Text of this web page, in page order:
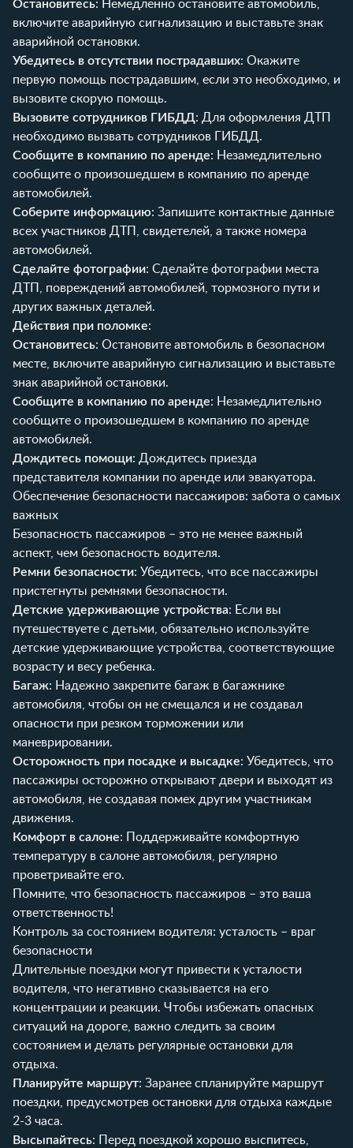
Остановитесь: Немедленно остановите автомобиль,
включите аварийную сигнализацию и выставьте знак
аварийной остановки.
Убедитесь в отсутствии пострадавших: Окажите
первую помощь пострадавшим, если это необходимо, и
вызовите скорую помощь.
Вызовите сотрудников ГИБДД: Для оформления ДТП
необходимо вызвать сотрудников ГИБДД.
Сообщите в компанию по аренде: Незамедлительно
сообщите о произошедшем в компанию по аренде
автомобилей.
Соберите информацию: Запишите контактные данные
всех участников ДТП, свидетелей, а также номера
автомобилей.
Сделайте фотографии: Сделайте фотографии места
ДТП, повреждений автомобилей, тормозного пути и
других важных деталей.
Действия при поломке:
Остановитесь: Остановите автомобиль в безопасном
месте, включите аварийную сигнализацию и выставьте
знак аварийной остановки.
Сообщите в компанию по аренде: Незамедлительно
сообщите о произошедшем в компанию по аренде
автомобилей.
Дождитесь помощи: Дождитесь приезда
представителя компании по аренде или эвакуатора.
Обеспечение безопасности пассажиров: забота о самых
важных
Безопасность пассажиров – это не менее важный
аспект, чем безопасность водителя.
Ремни безопасности: Убедитесь, что все пассажиры
пристегнуты ремнями безопасности.
Детские удерживающие устройства: Если вы
путешествуете с детьми, обязательно используйте
детские удерживающие устройства, соответствующие
возрасту и весу ребенка.
Багаж: Надежно закрепите багаж в багажнике
автомобиля, чтобы он не смещался и не создавал
опасности при резком торможении или
маневрировании.
Осторожность при посадке и высадке: Убедитесь, что
пассажиры осторожно открывают двери и выходят из
автомобиля, не создавая помех другим участникам
движения.
Комфорт в салоне: Поддерживайте комфортную
температуру в салоне автомобиля, регулярно
проветривайте его.
Помните, что безопасность пассажиров – это ваша
ответственность!
Контроль за состоянием водителя: усталость – враг
безопасности
Длительные поездки могут привести к усталости
водителя, что негативно сказывается на его
концентрации и реакции. Чтобы избежать опасных
ситуаций на дороге, важно следить за своим
состоянием и делать регулярные остановки для
отдыха.
Планируйте маршрут: Заранее спланируйте маршрут
поездки, предусмотрев остановки для отдыха каждые
2-3 часа.
Высыпайтесь: Перед поездкой хорошо выспитесь,